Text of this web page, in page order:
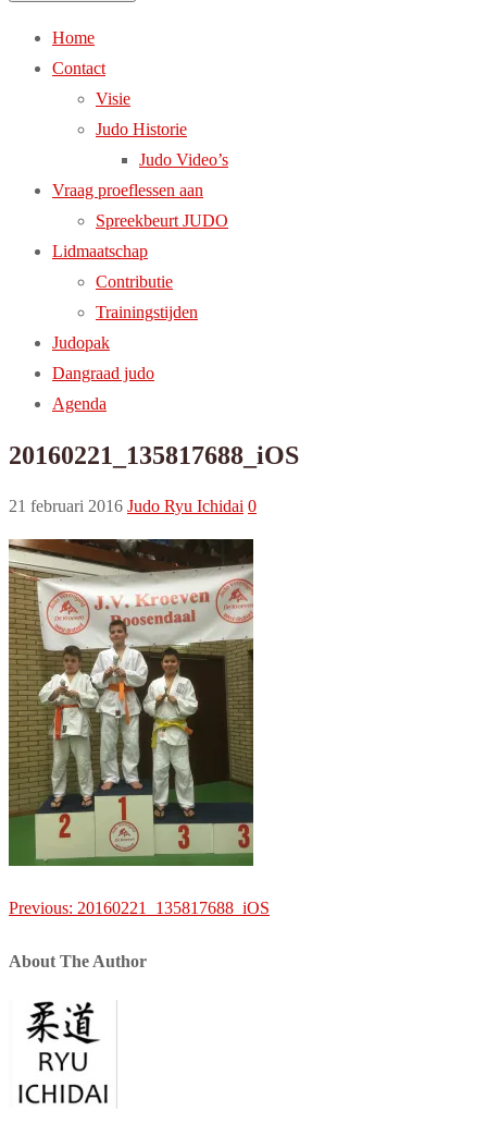
Home
Contact
Visie
Judo Historie
Judo Video’s
Vraag proeflessen aan
Spreekbeurt JUDO
Lidmaatschap
Contributie
Trainingstijden
Judopak
Dangraad judo
Agenda
20160221_135817688_iOS
21 februari 2016 Judo Ryu Ichidai 0
Post
Previous: 20160221_135817688_iOS
About The Author